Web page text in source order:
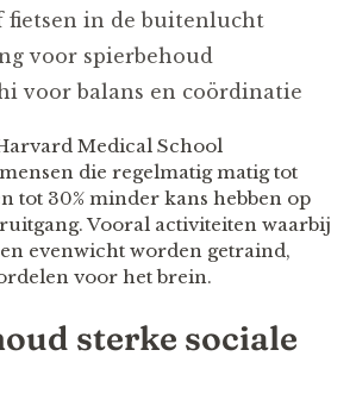
fietsen in de buitenlucht
voor spierbehoud
voor balans en coördinatie
Medical School
die regelmatig matig tot
tot 30% minder kans hebben op
Vooral activiteiten waarbij
evenwicht worden getraind,
voor het brein.
sterke sociale